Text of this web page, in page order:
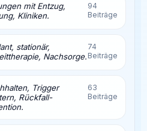
mit Entzug,
Kliniken.
94
Beiträge
stationär,
Nachsorge.
74
Beiträge
Trigger
Rückfall-
63
Beiträge